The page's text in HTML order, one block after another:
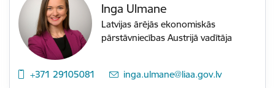
Inga Ulmane
Latvijas ārējās ekonomiskās
pārstāvniecības Austrijā vadītāja
+371 29105081 E-pasts:
inga.ulmane@liaa.gov.lv